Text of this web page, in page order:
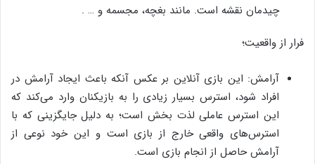
چیدمان نقشه است. مانند بغچه، مجسمه و … .
فرار از واقعیت؛
آرامش: این بازی آنلاین بر عکس آنکه باعث ایجاد آرامش در
افراد شود، استرس بسیار زیادی را به بازیکنان وارد می‌کند که
این استرس عاملی لذت بخش است؛ به دلیل جایگزینی که با
استرس‌های واقعی خارج از بازی است و این خود نوعی از
آرامش حاصل از انجام بازی است.